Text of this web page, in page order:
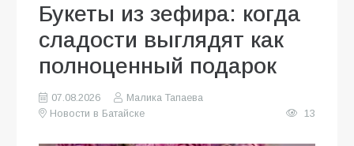
Букеты из зефира: когда
сладости выглядят как
полноценный подарок
07.08.2026
Малика Тапаева
Новости в Батайске
13